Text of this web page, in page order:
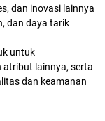
dan inovasi lainnya
dan daya tarik
untuk
atribut lainnya, serta
dan keamanan